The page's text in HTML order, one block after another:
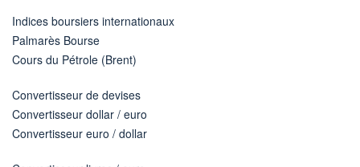
Indices boursiers internationaux
Palmarès Bourse
Cours du Pétrole (Brent)
Convertisseur de devises
Convertisseur dollar / euro
Convertisseur euro / dollar